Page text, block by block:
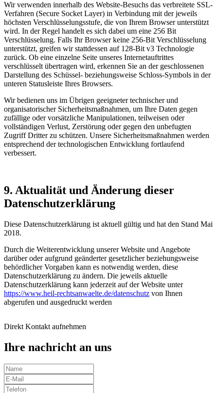
Wir verwenden innerhalb des Website-Besuchs das verbreitete SSL-
Verfahren (Secure Socket Layer) in Verbindung mit der jeweils
höchsten Verschlüsselungsstufe, die von Ihrem Browser unterstützt
wird. In der Regel handelt es sich dabei um eine 256 Bit
Verschlüsselung. Falls Ihr Browser keine 256-Bit Verschlüsselung
unterstützt, greifen wir stattdessen auf 128-Bit v3 Technologie
zurück. Ob eine einzelne Seite unseres Internetauftrittes
verschlüsselt übertragen wird, erkennen Sie an der geschlossenen
Darstellung des Schüssel- beziehungsweise Schloss-Symbols in der
unteren Statusleiste Ihres Browsers.
Wir bedienen uns im Übrigen geeigneter technischer und
organisatorischer Sicherheitsmaßnahmen, um Ihre Daten gegen
zufällige oder vorsätzliche Manipulationen, teilweisen oder
vollständigen Verlust, Zerstörung oder gegen den unbefugten
Zugriff Dritter zu schützen. Unsere Sicherheitsmaßnahmen werden
entsprechend der technologischen Entwicklung fortlaufend
verbessert.
9. Aktualität und Änderung dieser
Datenschutzerklärung
Diese Datenschutzerklärung ist aktuell gültig und hat den Stand Mai
2018.
Durch die Weiterentwicklung unserer Website und Angebote
darüber oder aufgrund geänderter gesetzlicher beziehungsweise
behördlicher Vorgaben kann es notwendig werden, diese
Datenschutzerklärung zu ändern. Die jeweils aktuelle
Datenschutzerklärung kann jederzeit auf der Website unter
https://www.heil-rechtsanwaelte.de/datenschutz von Ihnen
abgerufen und ausgedruckt werden
Direkt Kontakt aufnehmen
Ihre nachricht an uns